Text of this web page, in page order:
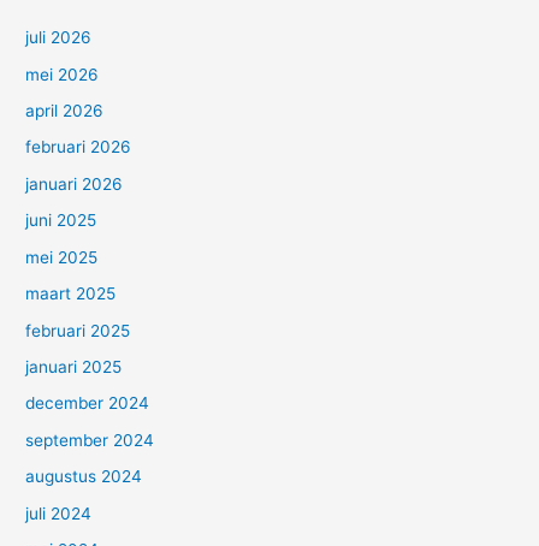
juli 2026
mei 2026
april 2026
februari 2026
januari 2026
juni 2025
mei 2025
maart 2025
februari 2025
januari 2025
december 2024
september 2024
augustus 2024
juli 2024